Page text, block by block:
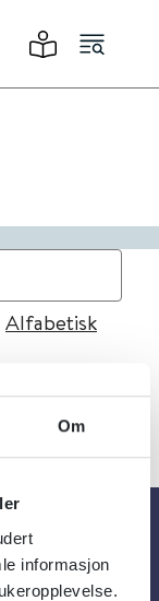
Om
informasjon
Alfabetisk